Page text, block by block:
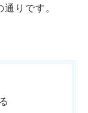
りです。